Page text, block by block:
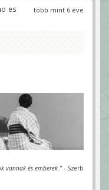
több mint 6 éve
es
vannak és emberek." - Szerb